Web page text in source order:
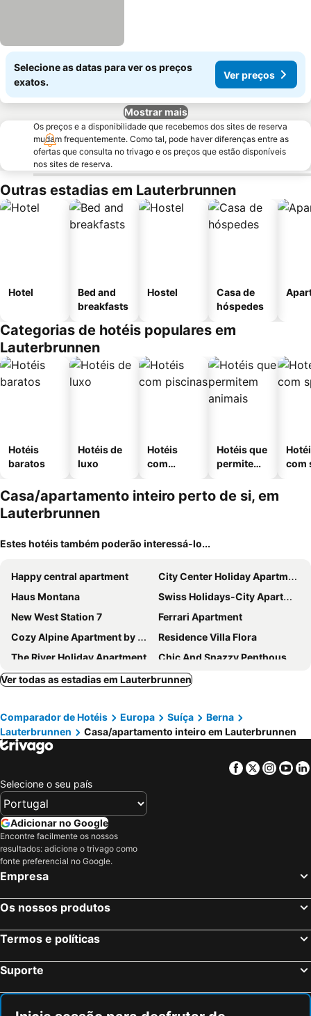
Selecione as datas para ver os preços
exatos.
Ver preços
Mostrar mais
Os preços e a disponibilidade que recebemos dos sites de reserva
mudam frequentemente. Como tal, pode haver diferenças entre as
ofertas que consulta no trivago e os preços que estão disponíveis
nos sites de reserva.
Outras estadias em Lauterbrunnen
Hotel
Bed and
breakfasts
Hostel
Casa de
hóspedes
Categorias de hotéis populares em
Lauterbrunnen
Hotéis
baratos
Hotéis de
luxo
Hotéis
com
Hotéis que
permitem
com
Casa/apartamento inteiro perto de si, em
Lauterbrunnen
Estes hotéis também poderão interessá-lo...
Happy central apartment
City Center Holiday Apartment
Haus Montana
Swiss Holidays-City Apartments Interlaken
New West Station 7
Ferrari Apartment
Cozy Alpine Apartment by Apartments Capricorn
Residence Villa Flora
The River Holiday Apartment
Chic And Snazzy Penthouse In Panoramapark Soleil D
Stunning 3 Bedroom Apartment In The Heart Of The Lauterbrunnen Valley
Chalet Bärli
Loveroom
Swisshut Modern 5min Interlaken West Station - Apart. Rugen 2
Waldeg 4 Historic House - Holiday Apartment
Haus am See
Switzerland Iseltwald Apartment
Ver todas as estadias em Lauterbrunnen
Comparador de Hotéis Europa Suíça
Berna
Lauterbrunnen
Casa/apartamento inteiro em Lauterbrunnen
Facebook
Twitter
Selecione o seu país
Adicionar no Google
Encontre facilmente os nossos
resultados: adicione o trivago como
fonte preferencial no Google.
Empresa
Os nossos produtos
Termos e políticas
Suporte